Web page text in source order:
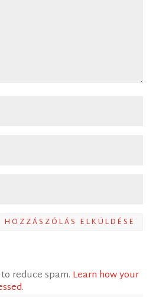
HOZZÁSZÓLÁS ELKÜLDÉSE
reduce spam. Learn how your
.